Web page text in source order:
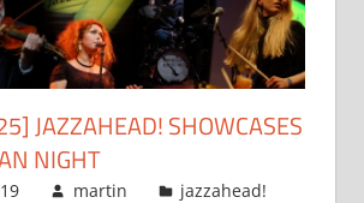
JAZZAHEAD! SHOWCASES
NIGHT
martin
jazzahead!